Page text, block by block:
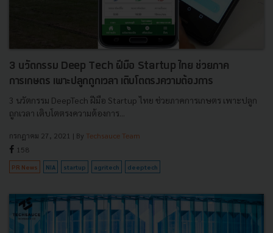
3 นวัตกรรม Deep Tech ฝีมือ Startup ไทย ช่วยภาค
การเกษตร เพาะปลูกถูกเวลา เติบโตตรงความต้องการ
3 นวัตกรรม DeepTech ฝีมือ Startup ไทย ช่วยภาคการเกษตร เพาะปลูก
ถูกเวลา เติบโตตรงความต้องการ...
กรกฎาคม 27, 2021 | By Techsauce Team
158
PR News NIA startup agritech deeptech